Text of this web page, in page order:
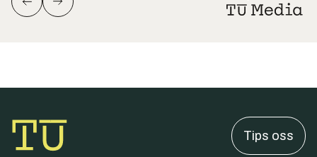
Tips oss